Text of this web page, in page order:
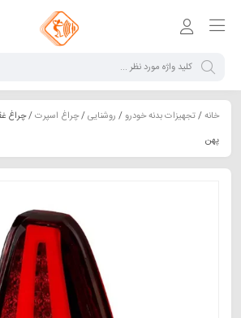
خانه/تجهیزات بدنه خودرو/ روشنایی/چراغ اسپرت
پهن